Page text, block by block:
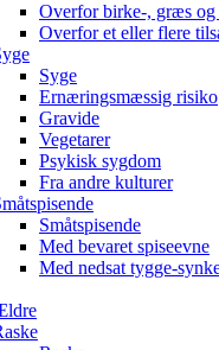
Overfor birke-, græs og
Overfor et eller flere
Syge
Ernæringsmæssig risiko
Gravide
Vegetarer
Psykisk sygdom
Fra andre kulturer
Småtspisende
Med bevaret spiseevne
Med nedsat tygge-